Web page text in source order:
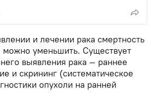
и лечении рака смертность
можно уменьшить. Существует
выявления рака — раннее
и скрининг (систематическое
опухоли на ранней